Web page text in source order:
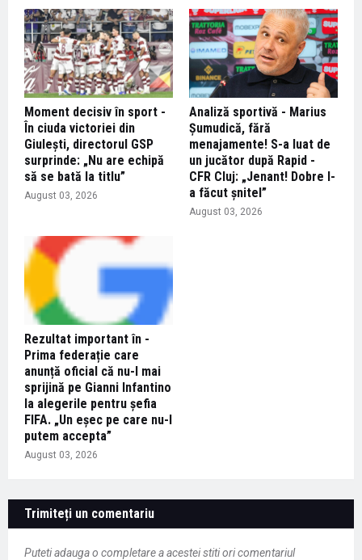
Moment decisiv în sport -
În ciuda victoriei din
Giulești, directorul GSP
surprinde: „Nu are echipă
să se bată la titlu”
August 03, 2026
Analiză sportivă - Marius
Șumudică, fără
menajamente! S-a luat de
un jucător după Rapid -
CFR Cluj: „Jenant! Dobre l-
a făcut șnitel”
August 03, 2026
Rezultat important în -
Prima federație care
anunță oficial că nu-l mai
sprijină pe Gianni Infantino
la alegerile pentru șefia
FIFA. „Un eşec pe care nu-l
putem accepta”
August 03, 2026
Trimiteți un comentariu
Puteti adauga o completare a acestei stiti ori comentariul